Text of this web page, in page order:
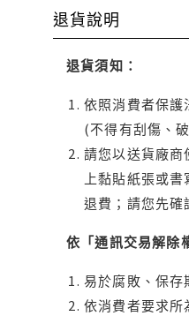
退貨說明
退貨須知：
依照消費者保
(不得有刮傷、
請您以送貨廠
上黏貼紙張或
退費；請您先確
依「通訊交易解除
易於腐敗、保
依消費者要求